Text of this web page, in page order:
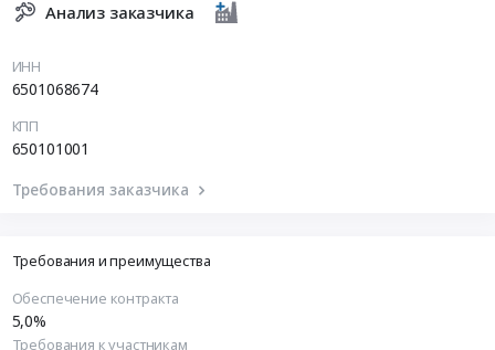
Анализ заказчика
ИНН
6501068674
КПП
650101001
Требования заказчика
Требования и преимущества
Обеспечение контракта
5,0%
Требования к участникам